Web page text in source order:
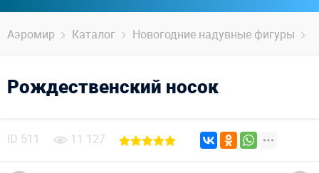
Аэромир Каталог Новогодние надувные фигуры
Рождественский носок
ID 511 11 127